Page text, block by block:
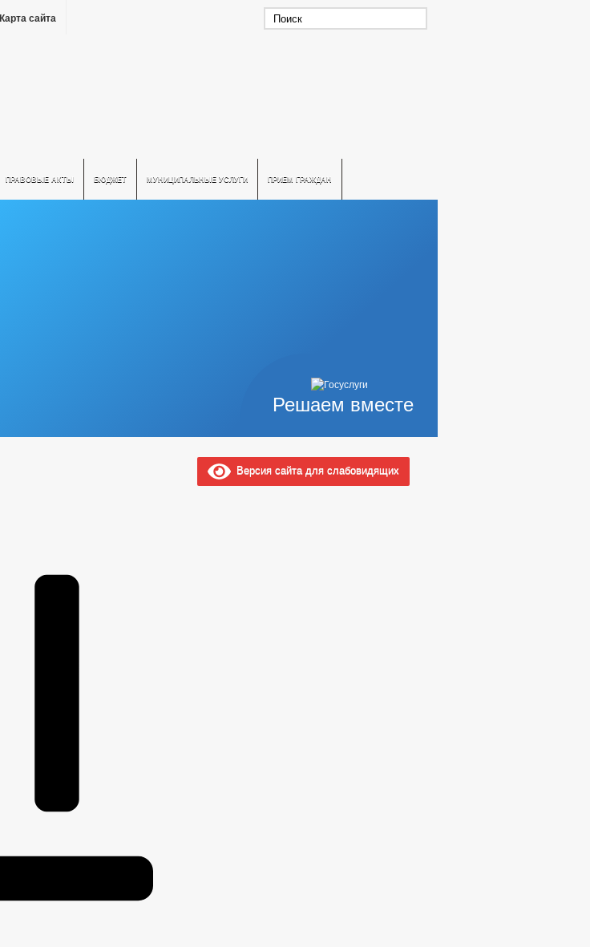
Карта сайта
ПРАВОВЫЕ АКТЫ БЮДЖЕТ МУНИЦИПАЛЬНЫЕ УСЛУГИ ПРИЕМ ГРАЖДАН
Решаем вместе
Версия сайта для слабовидящих